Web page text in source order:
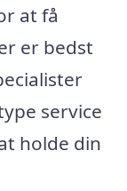
at få
er bedst
service
holde din